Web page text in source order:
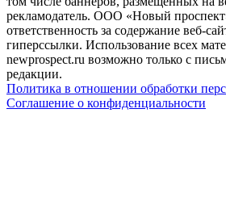
рекламодатель. ООО «Новый
ответственность за содержание веб-
гиперссылки. Использование всех
newprospect.ru возможно только с
редакции.
Политика в отношении обработки
Соглашение о конфиденциальности